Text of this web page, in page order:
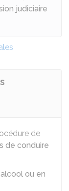
judiciaire
de
de conduire
ou en